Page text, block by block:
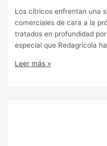
Los cítricos enfrentan una
comerciales de cara a la
tratados en profundidad
especial que Redagrícola
Leer más »